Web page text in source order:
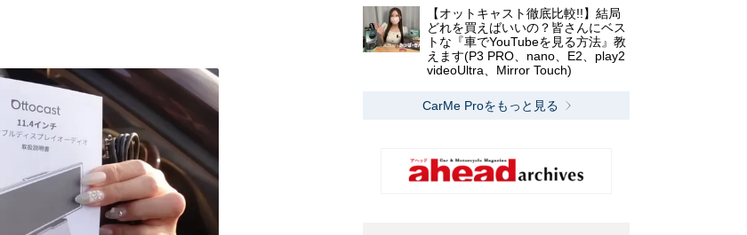
【オットキャスト徹底比較!!】結局
どれを買えばいいの？皆さんにベス
トな『車でYouTubeを見る方法』教
えます(P3 PRO、nano、E2、play2
videoUltra、Mirror Touch)
CarMe Proをもっと見る